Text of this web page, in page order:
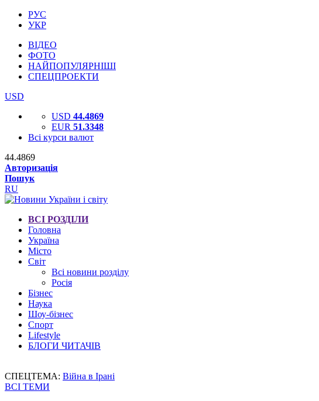
РУС
УКР
ВІДЕО
ФОТО
НАЙПОПУЛЯРНІШІ
СПЕЦПРОЕКТИ
USD
USD 44.4869
EUR 51.3348
Всі курси валют
44.4869
Авторизація
Пошук
RU
ВСІ РОЗДІЛИ
Головна
Україна
Місто
Світ
Всі новини розділу
Росія
Бізнес
Наука
Шоу-бізнес
Спорт
Lifestyle
БЛОГИ ЧИТАЧІВ
СПЕЦТЕМА: Війна в Ірані
ВСІ ТЕМИ